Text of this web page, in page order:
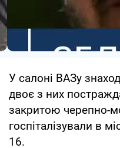
У салоні ВАЗу
двоє з них
закритою черепно-
госпіталізували в
16.